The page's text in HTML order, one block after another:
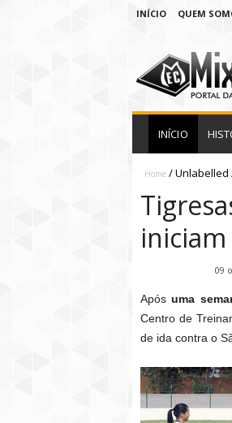
INÍCIO QUEM
INÍCIO
Home /Unlabelled
09
Após uma
Centro de
de ida contra o